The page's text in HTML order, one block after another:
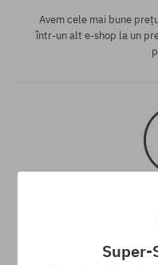
Avem cele mai bune
într-un alt e-shop la un
30 zile
Super-